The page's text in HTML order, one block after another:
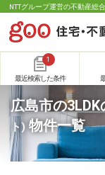
NTTグループ運営の不動産総
1
最近検索した条件
広島市の
ト) 物件一覧